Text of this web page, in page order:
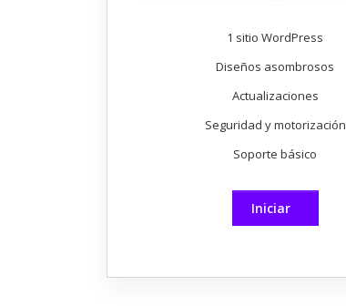
1 sitio WordPress
Diseños asombrosos
Actualizaciones
Seguridad y motorización
Soporte básico
Iniciar